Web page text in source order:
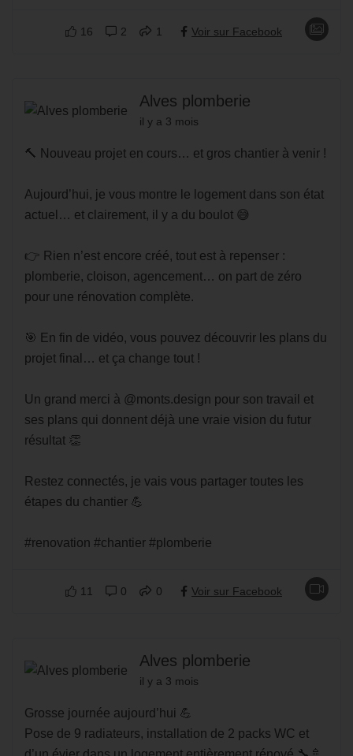
16 2 1 Voir sur Facebook
Alves plomberie
il y a 3 mois
🔨 Nouveau projet en cours… et gros chantier à venir !
Aujourd’hui, je vous montre le logement dans son état
actuel… et clairement, il y a du boulot 😅
👉 Rien n’est encore créé, tout est à repenser :
plomberie, cloison, agencement… on part de zéro
pour une rénovation complète.
🎯 En fin de vidéo, vous pouvez découvrir les plans du
projet final… et ça change tout !
Un grand merci à @monts.design pour son travail et
ses plans qui donnent déjà une vraie vision du futur
résultat 👏
Restez connectés, je vais vous partager toutes les
étapes du chantier 💪
#renovation #chantier #plomberie
11 0 0 Voir sur Facebook
Alves plomberie
il y a 3 mois
Grosse journée aujourd’hui 💪
Pose de 9 radiateurs, installation de 2 packs WC et